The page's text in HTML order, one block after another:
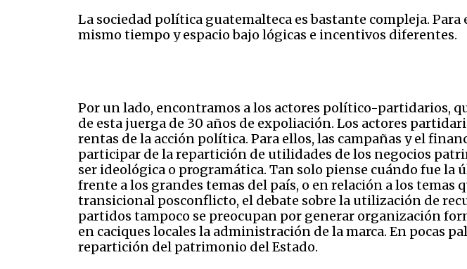
La sociedad política guatemalteca es bastante compleja.
mismo tiempo y espacio bajo lógicas e incentivos diferentes.
Por un lado, encontramos a los actores político-partidarios,
de esta juerga de 30 años de expoliación. Los actores
rentas de la acción política. Para ellos, las campañas y el
participar de la repartición de utilidades de los negocios
ser ideológica o programática. Tan solo piense cuándo fue
frente a los grandes temas del país, o en relación a los
transicional posconflicto, el debate sobre la utilización de
partidos tampoco se preocupan por generar organización
en caciques locales la administración de la marca. En pocas
repartición del patrimonio del Estado.